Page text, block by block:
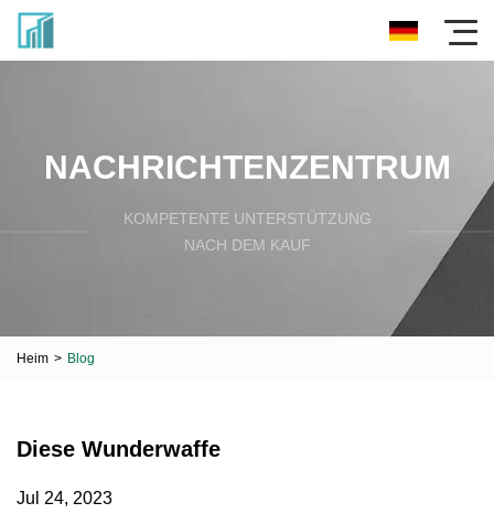
NACHRICHTENZENTRUM
KOMPETENTE UNTERSTÜTZUNG
NACH DEM KAUF
Heim > Blog
Diese Wunderwaffe
Jul 24, 2023